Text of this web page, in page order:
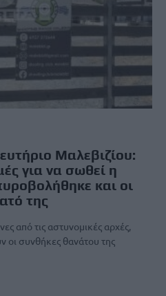
Μαλεβιζίου:
για να σωθεί η
και οι
της
από τις αστυνομικές αρχές,
οι συνθήκες θανάτου της